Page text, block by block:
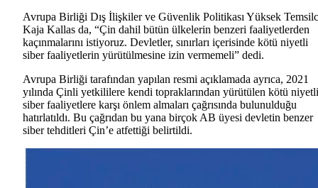
Avrupa Birliği Dış İlişkiler ve Güvenlik Politikası Yüksek
Kaja Kallas da, “Çin dahil bütün ülkelerin benzeri faaliyetlerden
kaçınmalarını istiyoruz. Devletler, sınırları içerisinde kötü niyetli
siber faaliyetlerin yürütülmesine izin vermemeli” dedi.
Avrupa Birliği tarafından yapılan resmi açıklamada ayrıca, 2021
yılında Çinli yetkililere kendi topraklarından yürütülen kötü niyetli
siber faaliyetlere karşı önlem almaları çağrısında bulunulduğu
hatırlatıldı. Bu çağrıdan bu yana birçok AB üyesi devletin benzer
siber tehditleri Çin’e atfettiği belirtildi.